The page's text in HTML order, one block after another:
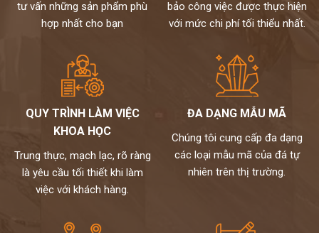
tư vấn những sản phẩm phù
hợp nhất cho bạn
bảo công việc được thực hiện
với mức chi phí tối thiểu nhất.
QUY TRÌNH LÀM VIỆC
KHOA HỌC
Trung thực, mạch lạc, rõ ràng
là yêu cầu tối thiết khi làm
việc với khách hàng.
ĐA DẠNG MẪU MÃ
Chúng tôi cung cấp đa dạng
các loại mẫu mã của đá tự
nhiên trên thị trường.